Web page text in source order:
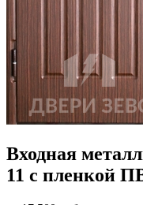
Входная
11 с пленкой